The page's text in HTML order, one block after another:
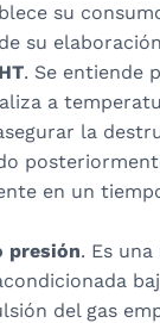
su
su
. Se entiende
a
la
en un
presión. Es
del gas